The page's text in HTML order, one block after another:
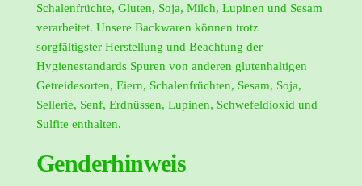
Schalenfrüchte, Gluten, Soja, Milch, Lupinen und Sesam
verarbeitet. Unsere Backwaren können trotz
sorgfältigster Herstellung und Beachtung der
Hygienestandards Spuren von anderen glutenhaltigen
Getreidesorten, Eiern, Schalenfrüchten, Sesam, Soja,
Sellerie, Senf, Erdnüssen, Lupinen, Schwefeldioxid und
Sulfite enthalten.
Genderhinweis